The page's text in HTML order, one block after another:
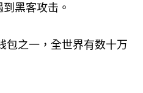
黑客攻击。
包之一，全世界有数十万